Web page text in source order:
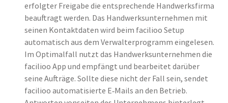
erfolgter Freigabe die entsprechende Handwerksfirma
beauftragt werden. Das Handwerksunternehmen mit
seinen Kontaktdaten wird beim facilioo Setup
automatisch aus dem Verwalterprogramm eingelesen.
Im Optimalfall nutzt das Handwerksunternehmen die
facilioo App und empfängt und bearbeitet darüber
seine Aufträge. Sollte diese nicht der Fall sein, sendet
facilioo automatisierte E‑Mails an den Betrieb.